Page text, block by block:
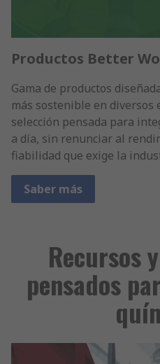
Productos Better
Gama de productos
más sostenible en
selección pensada para
a día, sin renunciar al
fiabilidad que exige la
Saber más
Recursos
pensados